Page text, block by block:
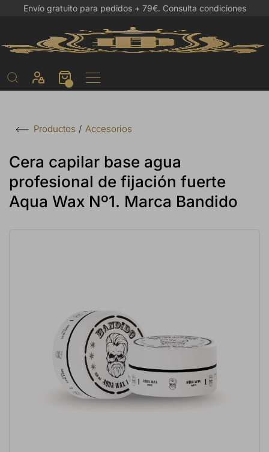
Envío gratuito para pedidos + 79€. Consulta condiciones
Productos Accesorios
Cera capilar base agua
profesional de fijación fuerte
Aqua Wax Nº1. Marca Bandido